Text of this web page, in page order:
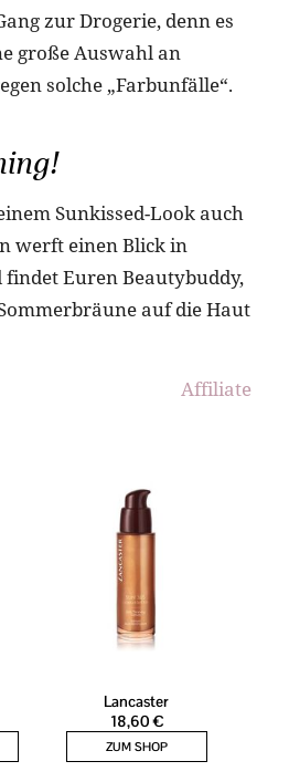
zur Drogerie, denn es
große Auswahl an
solche „Farbunfälle“.
Sunkissed-Look auch
werft einen Blick in
Euren Beautybuddy,
auf die Haut
Affiliate